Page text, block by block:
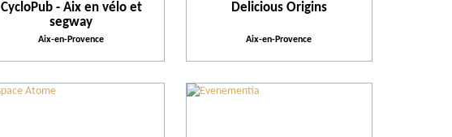
CycloPub - Aix en vélo et
segway
Aix-en-Provence
Delicious Origins
Aix-en-Provence